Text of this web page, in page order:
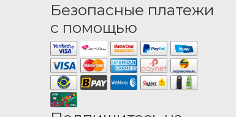
Безопасные платежи
с помощью